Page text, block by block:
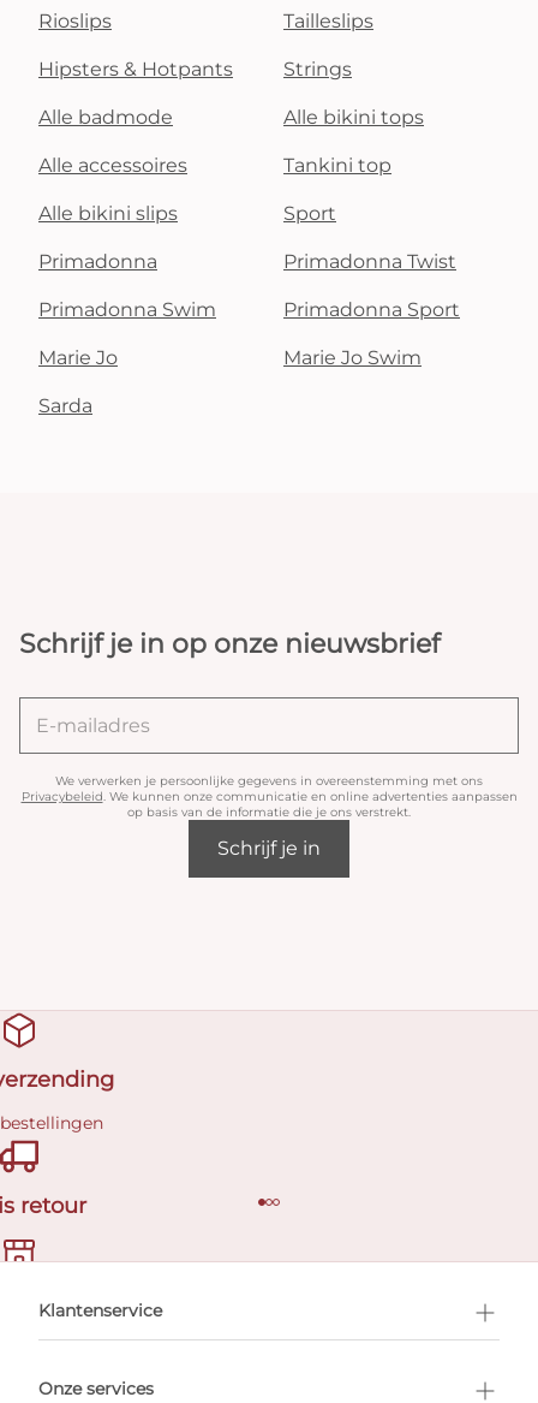
Rioslips Tailleslips
Hipsters & Hotpants Strings
Alle badmode Alle bikini tops
Alle accessoires Tankini top
Alle bikini slips Sport
Primadonna Primadonna Twist
Primadonna Swim Primadonna Sport
Marie Jo Marie Jo Swim
Sarda
Schrijf je in op onze nieuwsbrief
We verwerken je persoonlijke gegevens in overeenstemming met ons
Privacybeleid. We kunnen onze communicatie en online advertenties aanpassen
op basis van de informatie die je ons verstrekt.
Schrijf je in
retour
afspraak
Klantenservice
Onze services